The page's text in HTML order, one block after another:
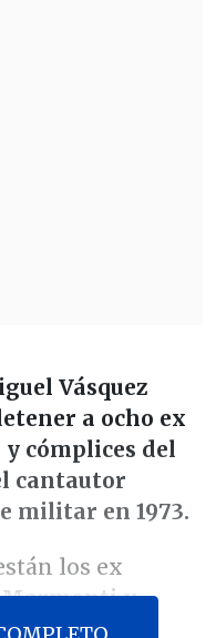
Vásquez
a ocho ex
cómplices del
cantautor
militar en 1973.
los ex
Marmonti y
ambos en